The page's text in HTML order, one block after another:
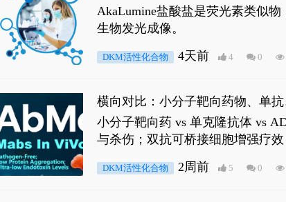
穿透能力，大幅增强成像信噪比
AkaLumine盐酸盐是荧光素类似
生物发光成像。
DKM活性化合物 4天前 4 0
横向对比：小分子靶向药物、单
小分子靶向药 vs 单克隆抗体 vs
与杀伤；双抗可桥接细胞增强疗
DKM活性化合物 2周前 5 0